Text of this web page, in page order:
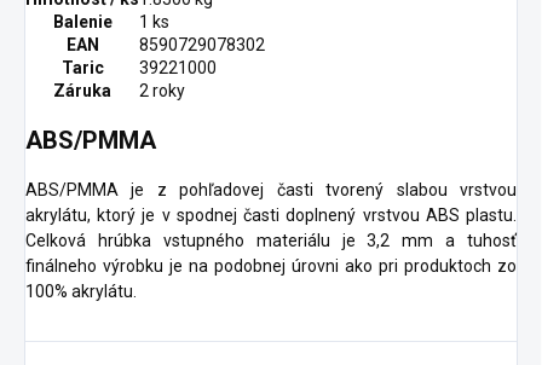
Balenie
1 ks
EAN
8590729078302
Taric
39221000
Záruka
2 roky
ABS/PMMA
ABS/PMMA je z pohľadovej časti tvorený slabou vrstvou
akrylátu, ktorý je v spodnej časti doplnený vrstvou ABS plastu.
Celková hrúbka vstupného materiálu je 3,2 mm a tuhosť
finálneho výrobku je na podobnej úrovni ako pri produktoch zo
100% akrylátu.